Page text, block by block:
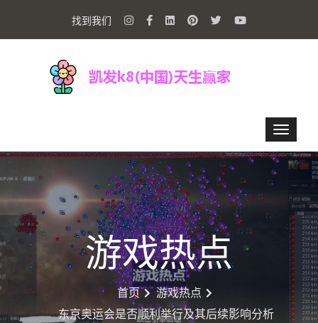
找到我们
游戏热点
首页
游戏热点
东京奥运会是否顺利举行及其后续影响分析